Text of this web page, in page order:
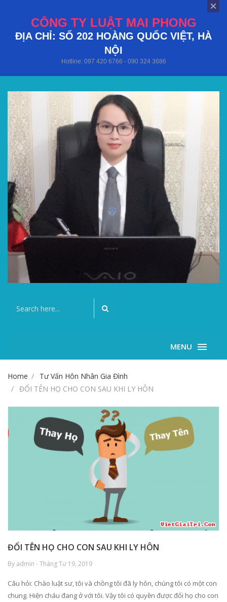
CÔNG TY LUẬT MAI PHONG
ĐỊA CHỈ: SỐ 202 HOÀNG QUỐC VIỆT, HÀ
NỘI
Hotline: 097 420 6766 - 090 324 3686
MENU
Home
Tư Vấn Hôn Nhân Gia Đình
ĐỔI TÊN HỌ CHO CON SAU KHI LY HÔN
ĐỔI TÊN HỌ CHO CON SAU KHI LY HÔN
By admin - Tháng Tư 19, 2019
Câu hỏi: Chào luật sư, tôi và chồng tôi đã ly hôn, chúng tôi có một con
chung. Hiện cháu đang ở với tôi. Vậy tôi có quyền được đổi họ cho con